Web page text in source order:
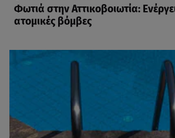
Φωτιά στην Αττικοβοιωτία:
ατομικές βόμβες